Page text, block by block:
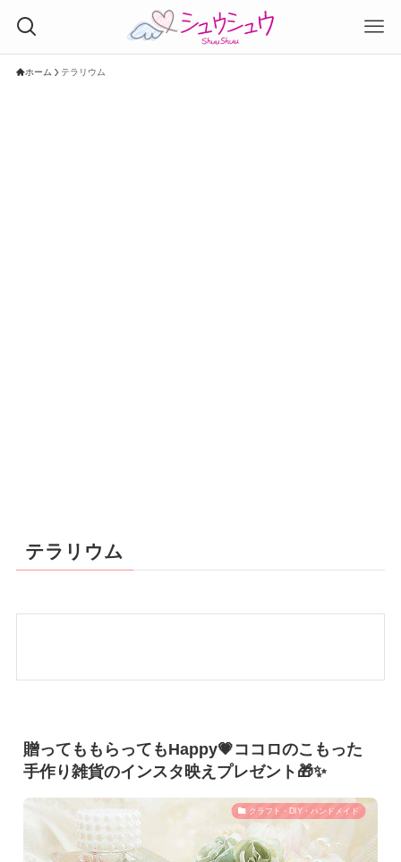
ホーム テラリウム
テラリウム
贈ってももらってもHappy💗ココロのこもった
手作り雑貨のインスタ映えプレゼント🎁✨
クラフト・DIY・ハンドメイド